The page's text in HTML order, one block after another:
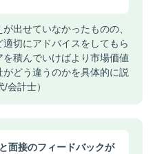
出せていなかったものの、
切にアドバイスをしてもら
積んでいけばより市場価値
どう違うのかを具体的に説
会計士）
面接のフィードバックが